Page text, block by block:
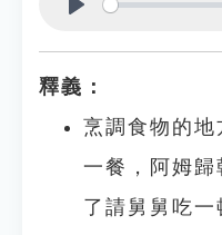
釋義：
烹調食物的地
一餐，阿姆歸
了請舅舅吃